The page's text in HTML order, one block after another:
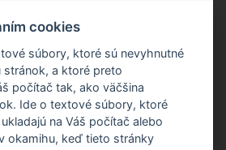
s.r.o., Ružová dolina 480/6, 821 08
sú zodpovední jednotliví autori.
cookies
súbory, ktoré sú nevyhnutné
stránok, a ktoré preto
počítač tak, ako väčšina
Ide o textové súbory, ktoré
na Váš počítač alebo
okamihu, keď tieto stránky